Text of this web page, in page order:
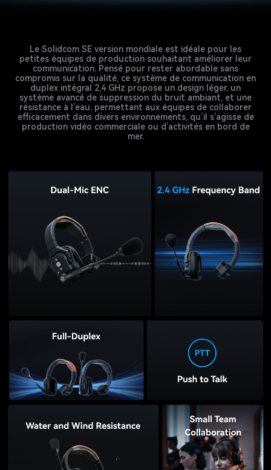
Le Solidcom SE version mondiale est idéale pour les
petites équipes de production souhaitant améliorer leur
communication. Pensé pour rester abordable sans
compromis sur la qualité, ce système de communication en
duplex intégral 2,4 GHz propose un design léger, un
système avancé de suppression du bruit ambiant, et une
résistance à l’eau, permettant aux équipes de collaborer
efficacement dans divers environnements, qu’il s’agisse de
production vidéo commerciale ou d’activités en bord de
mer.